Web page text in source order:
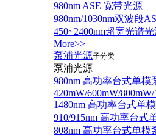
980nm ASE 宽带光源
980nm/1030nm双波段
450~2400nm超宽光谱
More>>
泵浦光源子分类
泵浦光源
980nm 高功率台式单模
420mW/600mW/
1480nm 高功率台式单
910/915nm 高功率台式
808nm 高功率台式单模